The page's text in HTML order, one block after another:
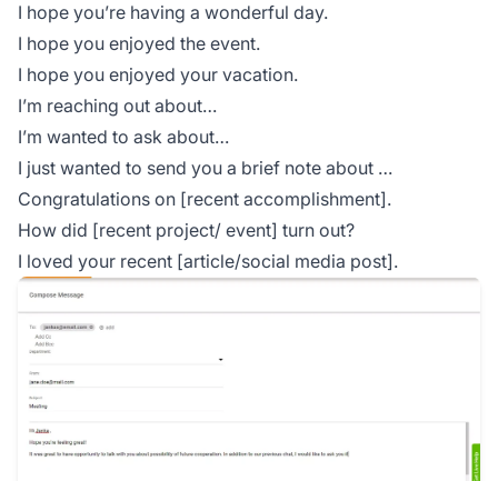
I hope you’re having a wonderful day.
I hope you enjoyed the event.
I hope you enjoyed your vacation.
I’m reaching out about…
I’m wanted to ask about…
I just wanted to send you a brief note about …
Congratulations on [recent accomplishment].
How did [recent project/ event] turn out?
I loved your recent [article/social media post].